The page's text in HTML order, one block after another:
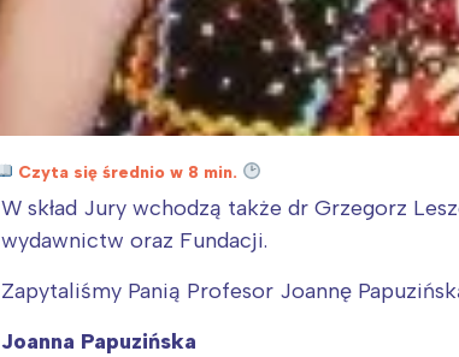
Czyta się średnio w 8 min.
W skład Jury wchodzą także dr Grzegorz
wydawnictw oraz Fundacji.
Zapytaliśmy Panią Profesor Joannę
Joanna Papuzińska